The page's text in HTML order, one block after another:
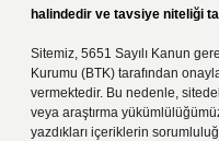
halindedir ve tavsiye niteliği
Sitemiz, 5651 Sayılı Kanun
Kurumu (BTK) tarafından
vermektedir. Bu nedenle,
veya araştırma
yazdıkları içeriklerin